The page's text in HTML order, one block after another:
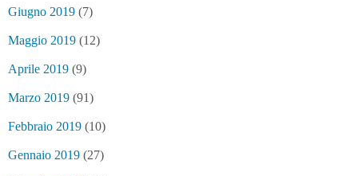
Giugno 2019 (7)
Maggio 2019 (12)
Aprile 2019 (9)
Marzo 2019 (91)
Febbraio 2019 (10)
Gennaio 2019 (27)